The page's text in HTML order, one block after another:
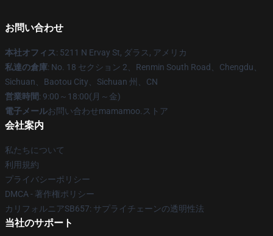
お問い合わせ
本社オフィス: 5211 N Ervay St, ダラス, アメリカ
私達の倉庫: No. 18 セクション 2、Renmin South Road、Chengdu、
Sichuan、Baotou City、Sichuan 州、CN
営業時間: 9:00～18:00(月～金)
電子メールお問い合わせmamamoo.ストア
会社案内
私たちについて
利用規約
プライバシーポリシー
DMCA - 著作権ポリシー
カリフォルニアSB657: サプライチェーンの透明性法
当社のサポート